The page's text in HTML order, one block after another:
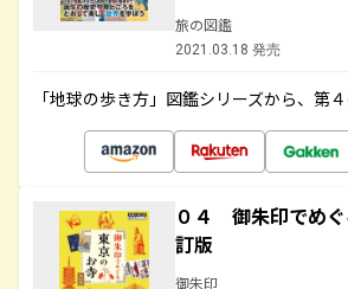
旅の図鑑
2021.03.18 発売
「地球の歩き方」図鑑シリーズから、第
０４ 御朱印でめ
訂版
御朱印